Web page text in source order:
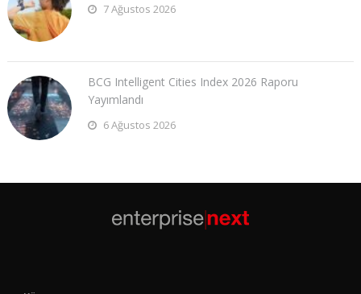
7 Ağustos 2026
BCG Intelligent Cities Index 2026 Raporu
Yayımlandı
6 Ağustos 2026